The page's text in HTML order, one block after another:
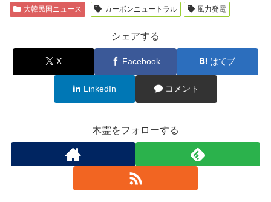
大韓民国ニュース カーボンニュートラル 風力発電
シェアする
X Facebook はてブ
LinkedIn コメント
木霊をフォローする